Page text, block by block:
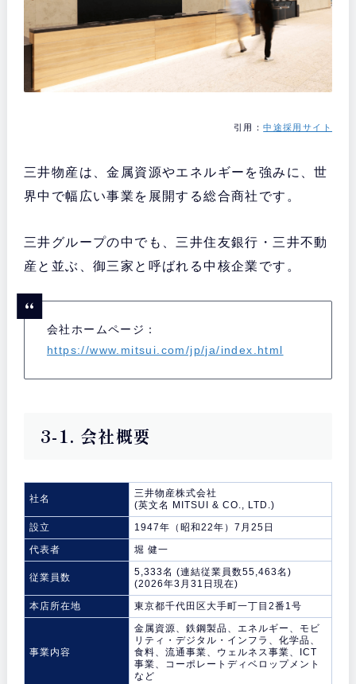
引用：中途採用サイト
三井物産は、金属資源やエネルギーを強みに、世
界中で幅広い事業を展開する総合商社です。
三井グループの中でも、三井住友銀行・三井不動
産と並ぶ、御三家と呼ばれる中核企業です。
会社ホームページ：
https://www.mitsui.com/jp/ja/index.html
3-1. 会社概要
社名
三井物産株式会社
(英文名 MITSUI & CO., LTD.)
設立
1947年（昭和22年）7月25日
代表者
堀 健一
従業員数
5,333名 (連結従業員数55,463名)
(2026年3月31日現在)
本店所在地
東京都千代田区大手町一丁目2番1号
事業内容
金属資源、鉄鋼製品、エネルギー、モビ
リティ・デジタル・インフラ、化学品、
食料、流通事業、ウェルネス事業、ICT
事業、コーポレートディベロップメント
など